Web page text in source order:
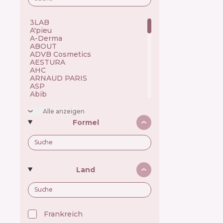
3LAB 🇺🇸
A'pieu 🇰🇷
A-Derma 🇫🇷
ABOUT 🇺🇦
ADVB Cosmetics 🇹🇷
AESTURA 🇰🇷
AHC 🇰🇷
ARNAUD PARIS 🇫🇷
ASP 🇬🇧
Abib 🇰🇷
Achroactive Max 🇧🇬
Acnemy 🇪🇸
Acure 🇺🇸
Acwell 🇰🇷
Ada Tina 🇧🇷
Aesop 🇦🇺
Alfaparf 🇮🇹
Allen Mak 🇧🇬
Allies of Skin 🇸🇬
Alpecin 🇩🇪
Alpha H 🇦🇺
Amway 🇺🇸
Alle anzeigen
Formel
Land
Frankreich 🇫🇷